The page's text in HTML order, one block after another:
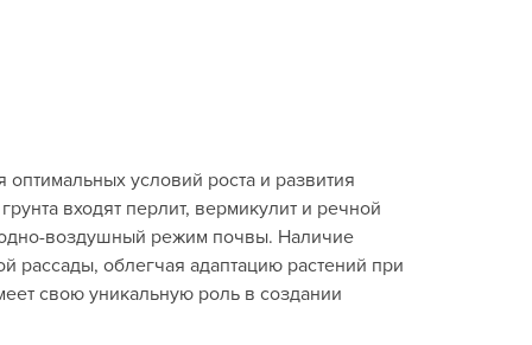
Boom
условий роста и развития
входят перлит, вермикулит и речной
воздушный режим почвы. Наличие
рассады, облегчая адаптацию растений при
свою уникальную роль в создании